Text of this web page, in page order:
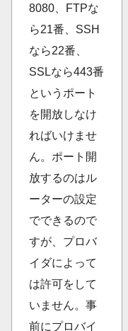
8080、FTPな
ら21番、SSH
なら22番、
SSLなら443番
というポート
を開放しなけ
ればいけませ
ん。ポート開
放するのはル
ーターの設定
でできるので
すが、プロバ
イダによって
は許可をして
いません。事
前にプロバイ